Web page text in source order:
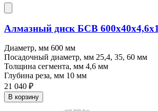
Алмазный диск БСВ
Диаметр, мм 600 мм
Посадочный диаметр, мм 25,4, 35, 60 мм
Толщина сегмента, мм 4,6 мм
Глубина реза, мм 10 мм
21 040 ₽
В корзину